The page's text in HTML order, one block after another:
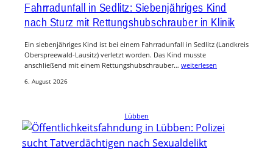
Fahrradunfall in Sedlitz: Siebenjähriges Kind
nach Sturz mit Rettungshubschrauber in Klinik
Ein siebenjähriges Kind ist bei einem Fahrradunfall in Sedlitz (Landkreis
Oberspreewald-Lausitz) verletzt worden. Das Kind musste
anschließend mit einem Rettungshubschrauber… weiterlesen
6. August 2026
Lübben